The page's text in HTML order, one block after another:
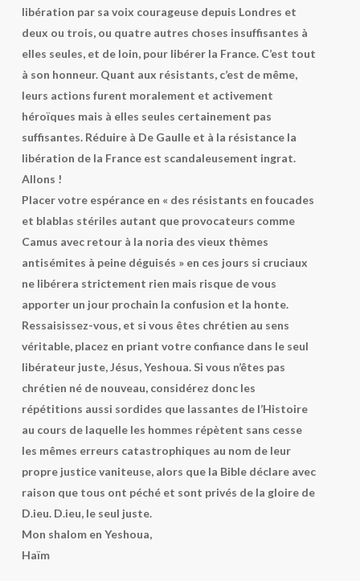
libération par sa voix courageuse depuis Londres et
deux ou trois, ou quatre autres choses insuffisantes à
elles seules, et de loin, pour libérer la France. C’est tout
à son honneur. Quant aux résistants, c’est de même,
leurs actions furent moralement et activement
héroïques mais à elles seules certainement pas
suffisantes. Réduire à De Gaulle et à la résistance la
libération de la France est scandaleusement ingrat.
Allons !
Placer votre espérance en « des résistants en foucades
et blablas stériles autant que provocateurs comme
Camus avec retour à la noria des vieux thèmes
antisémites à peine déguisés » en ces jours si cruciaux
ne libérera strictement rien mais risque de vous
apporter un jour prochain la confusion et la honte.
Ressaisissez-vous, et si vous êtes chrétien au sens
véritable, placez en priant votre confiance dans le seul
libérateur juste, Jésus, Yeshoua. Si vous n’êtes pas
chrétien né de nouveau, considérez donc les
répétitions aussi sordides que lassantes de l’Histoire
au cours de laquelle les hommes répètent sans cesse
les mêmes erreurs catastrophiques au nom de leur
propre justice vaniteuse, alors que la Bible déclare avec
raison que tous ont péché et sont privés de la gloire de
D.ieu. D.ieu, le seul juste.
Mon shalom en Yeshoua,
Haïm